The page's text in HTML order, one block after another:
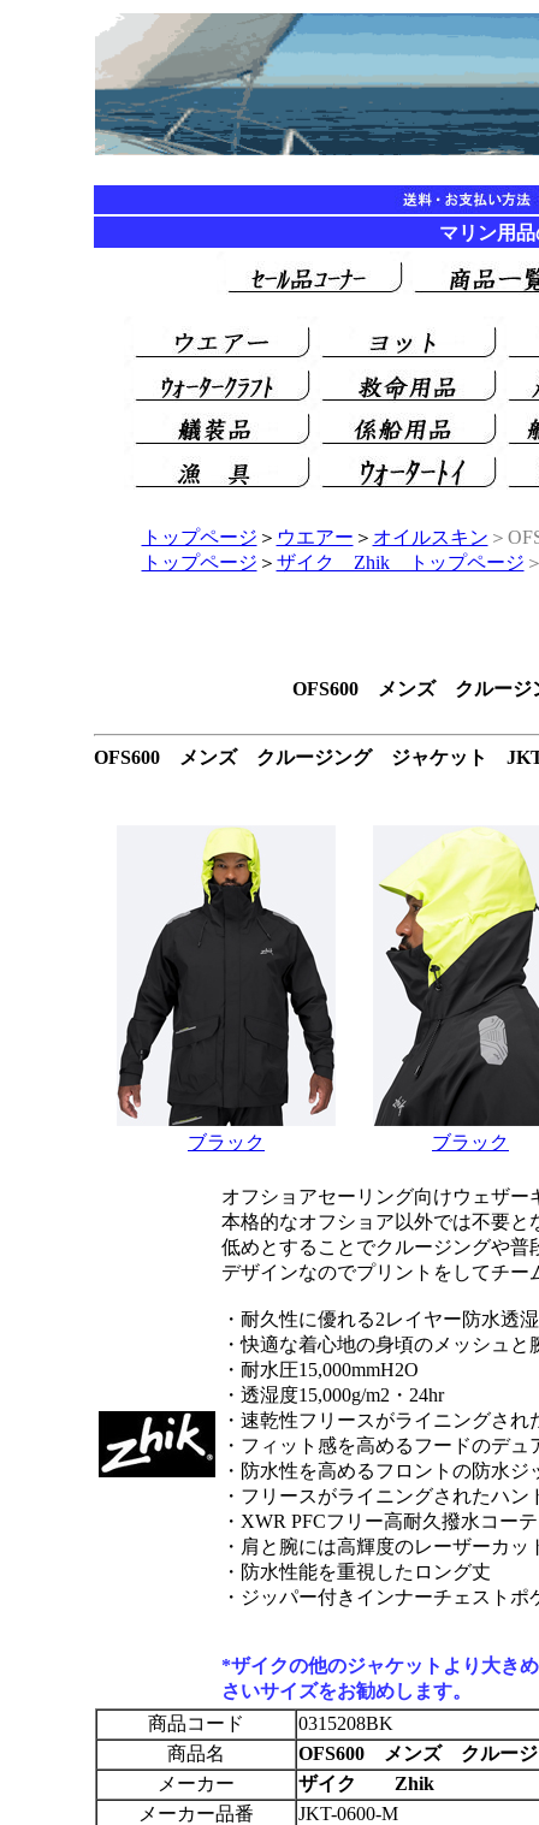
マリン用
トップページ ＞ ウエアー ＞ オイルスキン ＞
トップページ ＞ ザイク Zhik トップページ
OFS600 メンズ クルー
OFS600 メンズ クルージング ジャケット
ブラック ブラック
オフショアセーリング向けウェザ
本格的なオフショア以外では不要
低めとすることでクルージングや
デザインなのでプリントをしてチ
・耐久性に優れる2レイヤー防水透
・快適な着心地の身頃のメッシュ
・耐水圧15,000mmH2O
・透湿度15,000g/m2・24hr
・速乾性フリースがライニングさ
・フィット感を高めるフードのデュ
・防水性を高めるフロントの防水
・フリースがライニングされたハ
・XWR PFCフリー高耐久撥水コー
・肩と腕には高輝度のレーザーカッ
・防水性能を重視したロング丈
・ジッパー付きインナーチェストポ
*ザイクの他のジャケットより大き
さいサイズをお勧めします。
商品コード
0315208BK
商品名
OFS600 メンズ クルー
メーカー
ザイク Zhik
メーカー品番
JKT-0600-M